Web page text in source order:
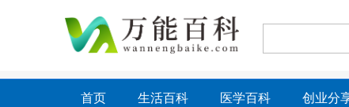
首页 生活百科 医学百科 创业分